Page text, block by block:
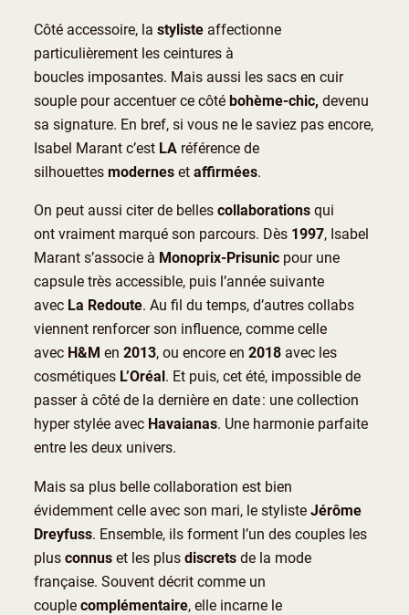
Côté accessoire, la styliste affectionne
particulièrement les ceintures à
boucles imposantes. Mais aussi les sacs en cuir
souple pour accentuer ce côté bohème-chic, devenu
sa signature. En bref, si vous ne le saviez pas encore,
Isabel Marant c’est LAréférence de
silhouettes moderneset affirmées.
On peut aussi citer de belles collaborationsqui
ont vraiment marqué son parcours. Dès 1997, Isabel
Marant s’associe à Monoprix-Prisunicpour une
capsule très accessible, puis l’année suivante
avec La Redoute. Au fil du temps, d’autres collabs
viennent renforcer son influence, comme celle
avec H&M en 2013, ou encore en 2018avec les
cosmétiques L’Oréal . Et puis, cet été, impossible de
passer à côté de la dernière en date : une collection
hyper stylée avec Havaianas. Une harmonie parfaite
entre les deux univers.
Mais sa plus belle collaboration est bien
évidemment celle avec son mari, le styliste Jérôme
Dreyfuss. Ensemble, ils forment l’un des couples les
plus connuset les plus discretsde la mode
française. Souvent décrit comme un
couple complémentaire, elle incarne le